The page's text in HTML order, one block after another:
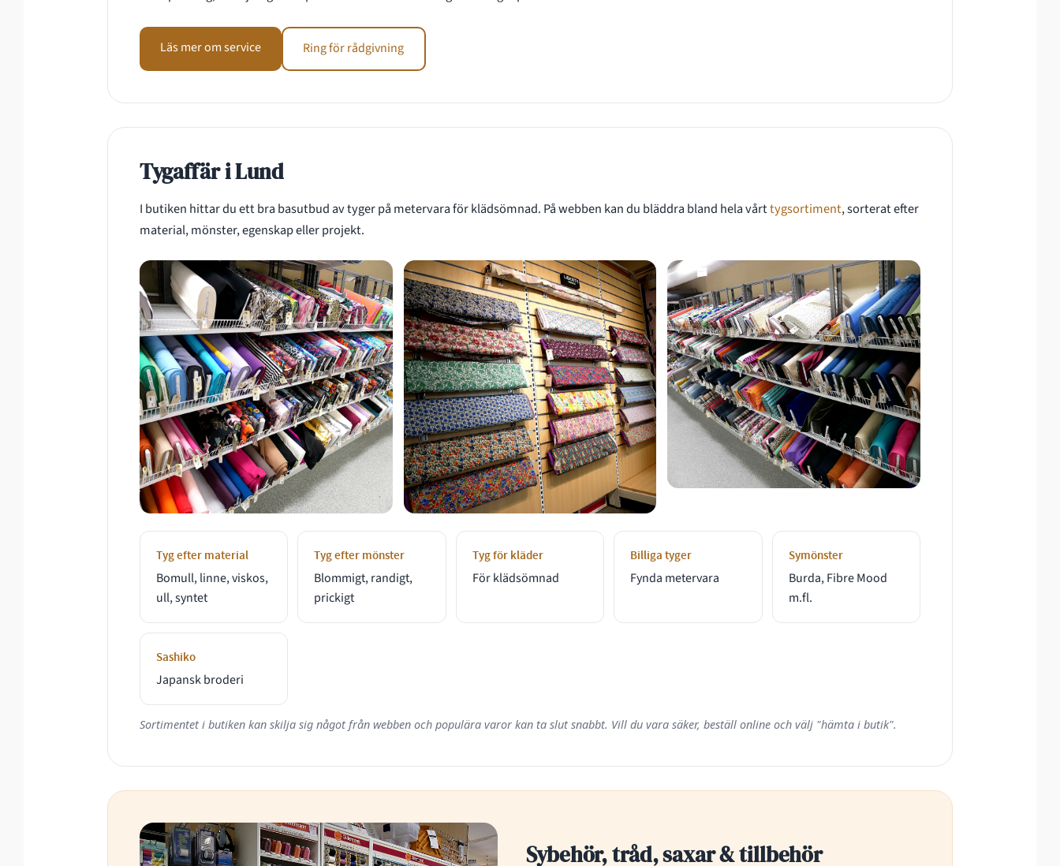
Läs mer om service Ring för rådgivning
Tygaffär i Lund
I butiken hittar du ett bra basutbud av tyger på metervara för klädsömnad. På webben kan du bläddra bland hela vårttygsortiment, sorterat efter
material, mönster, egenskap eller projekt.
Tyg efter material
Bomull, linne, viskos,
ull, syntet
Tyg efter mönster
Blommigt, randigt,
prickigt
Tyg för kläder
För klädsömnad
Billiga tyger
Fynda metervara
Symönster
Burda, Fibre Mood
m.fl.
Sashiko
Japansk broderi
Sortimentet i butiken kan skilja sig något från webben och populära varor kan ta slut snabbt. Vill du vara säker, beställ online och välj "hämta i butik".
Sybehör, tråd, saxar & tillbehör